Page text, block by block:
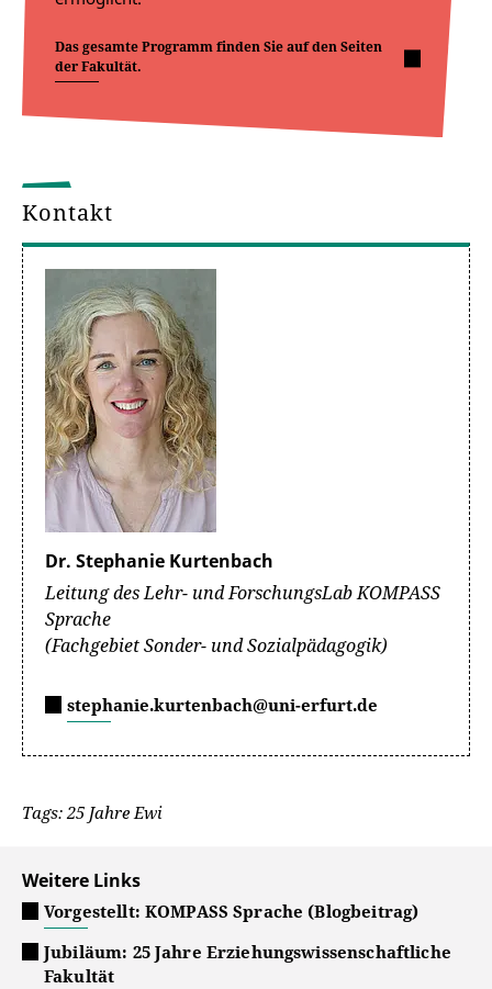
Das gesamte Programm finden Sie auf den Seiten
der Fakultät.
Kontakt
Dr. Stephanie Kurtenbach
Leitung des Lehr- und ForschungsLab KOMPASS
Sprache
(Fachgebiet Sonder- und Sozialpädagogik)
stephanie.kurtenbach@uni-erfurt.de
Tags: 25 Jahre Ewi
Weitere Links
Vorgestellt: KOMPASS Sprache (Blogbeitrag)
Jubiläum: 25 Jahre Erziehungswissenschaftliche
Fakultät